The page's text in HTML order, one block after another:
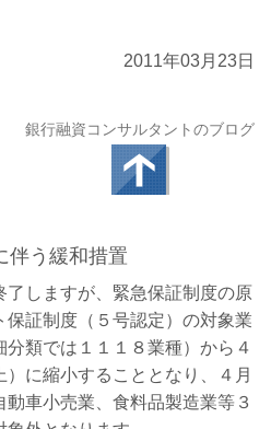
2011年03月23日
銀行融資コンサルタントのブログ
伴う緩和措置
しますが、緊急保証制度の原
証制度（５号認定）の対象業
類では１１１８業種）から４
に縮小することとなり、４月
車小売業、食料品製造業等３